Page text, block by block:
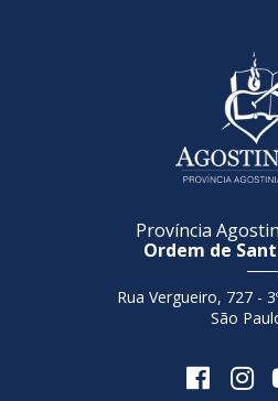
Província
Ordem de
Rua Vergueiro, 727 -
São